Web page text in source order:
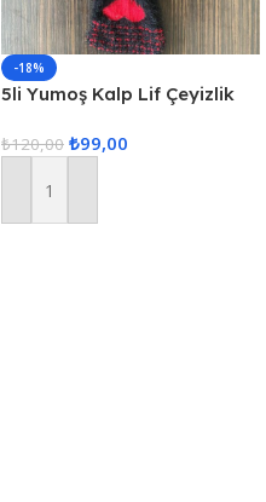
-18%
5li Yumoş Kalp Lif Çeyizlik
₺120,00 ₺99,00
Sepete Ekle